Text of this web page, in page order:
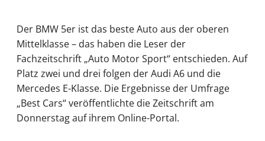
Der BMW 5er ist das beste Auto aus der oberen
Mittelklasse – das haben die Leser der
Fachzeitschrift „Auto Motor Sport“ entschieden. Auf
Platz zwei und drei folgen der Audi A6 und die
Mercedes E-Klasse. Die Ergebnisse der Umfrage
„Best Cars“ veröffentlichte die Zeitschrift am
Donnerstag auf ihrem Online-Portal.